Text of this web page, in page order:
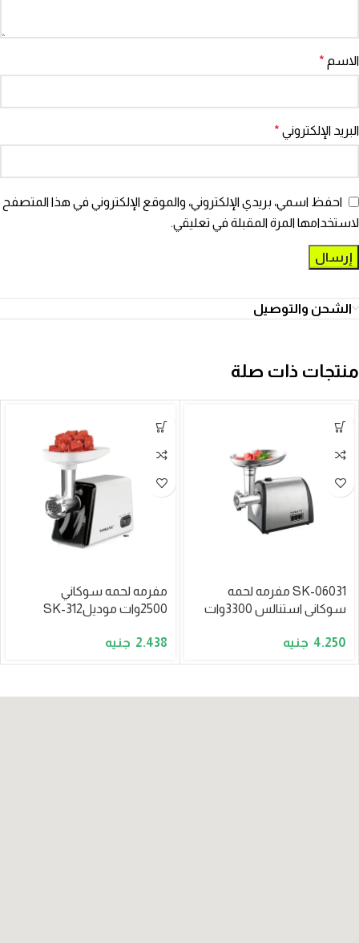
الاسم *
البريد الإلكتروني *
احفظ اسمي، بريدي الإلكتروني، والموقع الإلكتروني في هذا المتصفح
لاستخدامها المرة المقبلة في تعليقي.
الشحن والتوصيل
منتجات ذات صلة
SK-06031 مفرمه لحمه
سوكانى استنالس 3300وات
4.250
مفرمه لحمه سوكاني
2500وات موديلSK-312
2.438